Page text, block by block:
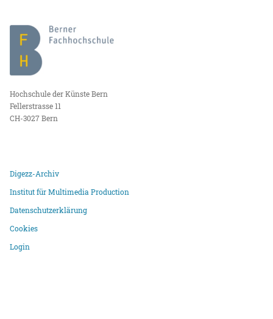
Hochschule der Künste Bern
Fellerstrasse 11
CH-3027 Bern
Digezz-Archiv
Institut für Multimedia Production
Datenschutzerklärung
Cookies
Login